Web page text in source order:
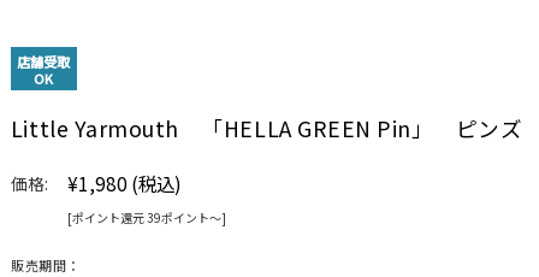
店舗受取
OK
Little Yarmouth 「HELLA GREEN Pin」 ピンズ
価格: ¥1,980 (税込)
[ポイント還元 39ポイント〜]
販売期間：